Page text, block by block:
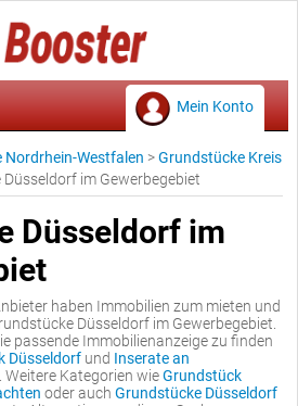
Mein Konto
Nordrhein-Westfalen >Grundstücke Kreis
im Gewerbegebiet
Düsseldorf im
haben Immobilien zum mieten und
Düsseldorf im Gewerbegebiet.
passende Immobilienanzeige zu finden
Düsseldorf und Inserate an
. Weitere Kategorien wieGrundstück
oder auch Grundstücke Düsseldorf